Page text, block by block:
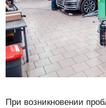
При возникновении